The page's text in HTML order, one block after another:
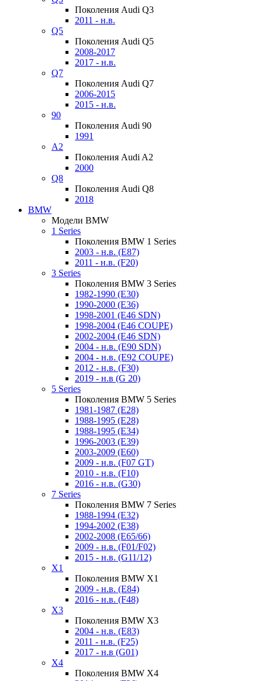
Поколения Audi Q3
2011 - н.в.
Q5
Поколения Audi Q5
2008-2017
2017 - н.в.
Q7
Поколения Audi Q7
2006-2015
2015 - н.в.
90
Поколения Audi 90
1991
A2
Поколения Audi A2
2000
Q8
Поколения Audi Q8
2018
BMW
Модели BMW
1 Series
Поколения BMW 1 Series
2003 - н.в. (E87)
2011 - н.в. (F20)
3 Series
Поколения BMW 3 Series
1982-1990 (E30)
1990-2000 (E36)
1998-2001 (E46 SDN)
1998-2004 (E46 COUPE)
2002-2004 (E46 SDN)
2004 - н.в. (E90 SDN)
2004 - н.в. (E92 COUPE)
2012 - н.в. (F30)
2019 - н.в (G 20)
5 Series
Поколения BMW 5 Series
1981-1987 (E28)
1988-1995 (E28)
1988-1995 (E34)
1996-2003 (E39)
2003-2009 (E60)
2009 - н.в. (F07 GT)
2010 - н.в. (F10)
2016 - н.в. (G30)
7 Series
Поколения BMW 7 Series
1988-1994 (E32)
1994-2002 (E38)
2002-2008 (E65/66)
2009 - н.в. (F01/F02)
2015 - н.в. (G11/12)
X1
Поколения BMW X1
2009 - н.в. (E84)
2016 - н.в. (F48)
X3
Поколения BMW X3
2004 - н.в. (E83)
2011 - н.в. (F25)
2017 - н.в (G01)
X4
Поколения BMW X4